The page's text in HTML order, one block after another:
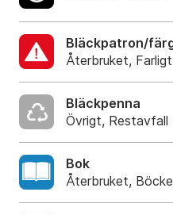
Bläckpatron/
Återbruket,
Bläckpenna
Övrigt, Restavfall
Bok
Återbruket,